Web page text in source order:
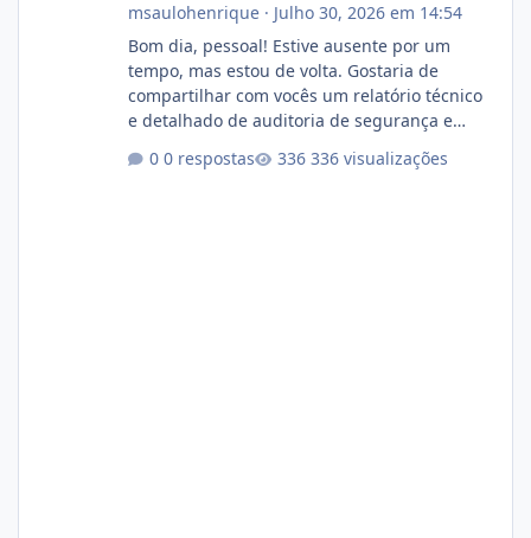
msaulohenrique· Julho 30, 2026 em 14:54
Bom dia, pessoal! Estive ausente por um
tempo, mas estou de volta. Gostaria de
compartilhar com vocês um relatório técnico
e detalhado de auditoria de segurança e
atualmente em circulação e comercialização
0 respostas 336 visualizações